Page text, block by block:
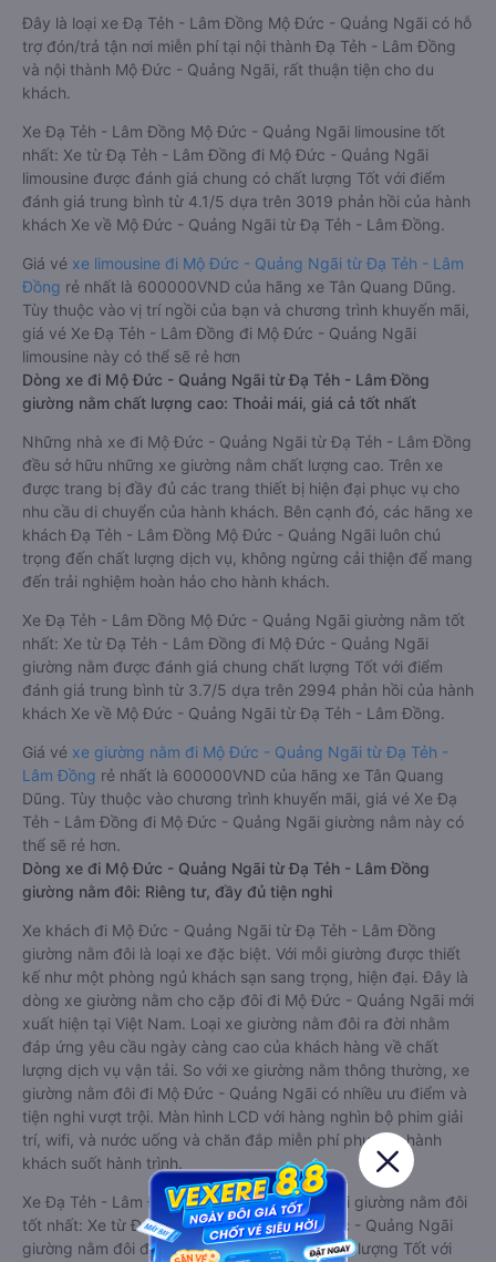
Đây là loại xe Đạ Tẻh - Lâm Đồng Mộ Đức - Quảng Ngãi có hỗ
trợ đón/trả tận nơi miễn phí tại nội thành Đạ Tẻh - Lâm Đồng
và nội thành Mộ Đức - Quảng Ngãi, rất thuận tiện cho du
khách.
Xe Đạ Tẻh - Lâm Đồng Mộ Đức - Quảng Ngãi limousine tốt
nhất: Xe từ Đạ Tẻh - Lâm Đồng đi Mộ Đức - Quảng Ngãi
limousine được đánh giá chung có chất lượng Tốt với điểm
đánh giá trung bình từ 4.1/5 dựa trên 3019 phản hồi của hành
khách Xe về Mộ Đức - Quảng Ngãi từ Đạ Tẻh - Lâm Đồng.
Giá vé xe limousine đi Mộ Đức - Quảng Ngãi từ Đạ Tẻh - Lâm
Đồng rẻ nhất là 600000VND của hãng xe Tân Quang Dũng.
Tùy thuộc vào vị trí ngồi của bạn và chương trình khuyến mãi,
giá vé Xe Đạ Tẻh - Lâm Đồng đi Mộ Đức - Quảng Ngãi
limousine này có thể sẽ rẻ hơn
Dòng xe đi Mộ Đức - Quảng Ngãi từ Đạ Tẻh - Lâm Đồng
giường nằm chất lượng cao: Thoải mái, giá cả tốt nhất
Những nhà xe đi Mộ Đức - Quảng Ngãi từ Đạ Tẻh - Lâm Đồng
đều sở hữu những xe giường nằm chất lượng cao. Trên xe
được trang bị đầy đủ các trang thiết bị hiện đại phục vụ cho
nhu cầu di chuyển của hành khách. Bên cạnh đó, các hãng xe
khách Đạ Tẻh - Lâm Đồng Mộ Đức - Quảng Ngãi luôn chú
trọng đến chất lượng dịch vụ, không ngừng cải thiện để mang
đến trải nghiệm hoàn hảo cho hành khách.
Xe Đạ Tẻh - Lâm Đồng Mộ Đức - Quảng Ngãi giường nằm tốt
nhất: Xe từ Đạ Tẻh - Lâm Đồng đi Mộ Đức - Quảng Ngãi
giường nằm được đánh giá chung chất lượng Tốt với điểm
đánh giá trung bình từ 3.7/5 dựa trên 2994 phản hồi của hành
khách Xe về Mộ Đức - Quảng Ngãi từ Đạ Tẻh - Lâm Đồng.
Giá vé xe giường nằm đi Mộ Đức - Quảng Ngãi từ Đạ Tẻh -
Lâm Đồng rẻ nhất là 600000VND của hãng xe Tân Quang
Dũng. Tùy thuộc vào chương trình khuyến mãi, giá vé Xe Đạ
Tẻh - Lâm Đồng đi Mộ Đức - Quảng Ngãi giường nằm này có
thể sẽ rẻ hơn.
Dòng xe đi Mộ Đức - Quảng Ngãi từ Đạ Tẻh - Lâm Đồng
giường nằm đôi: Riêng tư, đầy đủ tiện nghi
Xe khách đi Mộ Đức - Quảng Ngãi từ Đạ Tẻh - Lâm Đồng
giường nằm đôi là loại xe đặc biệt. Với mỗi giường được thiết
kế như một phòng ngủ khách sạn sang trọng, hiện đại. Đây là
dòng xe giường nằm cho cặp đôi đi Mộ Đức - Quảng Ngãi mới
xuất hiện tại Việt Nam. Loại xe giường nằm đôi ra đời nhằm
đáp ứng yêu cầu ngày càng cao của khách hàng về chất
lượng dịch vụ vận tải. So với xe giường nằm thông thường, xe
giường nằm đôi đi Mộ Đức - Quảng Ngãi có nhiều ưu điểm và
tiện nghi vượt trội. Màn hình LCD với hàng nghìn bộ phim giải
trí, wifi, và nước uống và chăn đắp miễn phí phục vụ hành
khách suốt hành trình.
Xe Đạ Tẻh - Lâm Đồng Mộ Đức - Quảng Ngãi giường nằm đôi
tốt nhất: Xe từ Đạ Tẻh - Lâm Đồng đi Mộ Đức - Quảng Ngãi
giường nằm đôi được đánh giá chung có chất lượng Tốt với